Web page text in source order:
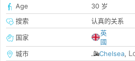
Age
30 岁
搜索
认真的关系
国家
英
國
城市
Chelsea,